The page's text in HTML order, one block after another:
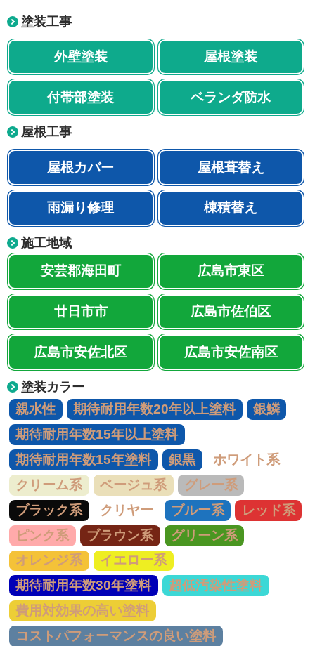
塗装工事
外壁塗装 屋根塗装
付帯部塗装 ベランダ防水
屋根工事
屋根カバー 屋根葺替え
雨漏り修理 棟積替え
施工地域
安芸郡海田町 広島市東区
廿日市市 広島市佐伯区
広島市安佐北区 広島市安佐南区
塗装カラー
親水性 期待耐用年数20年以上塗料
銀鱗
期待耐用年数15年以上塗料
期待耐用年数15年塗料
銀黒
ホワイト系
クリーム系
ベージュ系
グレー系
ブラック系
クリヤー ブルー系
レッド系
ピンク系
ブラウン系
グリーン系
オレンジ系
イエロー系
期待耐用年数30年塗料
超低汚染性塗料
費用対効果の高い塗料
コストパフォーマンスの良い塗料